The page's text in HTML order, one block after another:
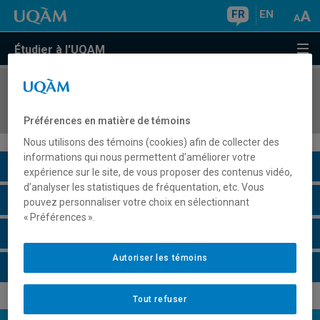
FR EN
Étudier à l'UQAM
COURS//
Description du cours
Horaire - Été 2026
Préférences en matière de témoins
Nous utilisons des témoins (cookies) afin de collecter des
informations qui nous permettent d’améliorer votre
expérience sur le site, de vous proposer des contenus vidéo,
d’analyser les statistiques de fréquentation, etc. Vous
pouvez personnaliser votre choix en sélectionnant
« Préférences ».
Tout refuser
Autoriser les témoins